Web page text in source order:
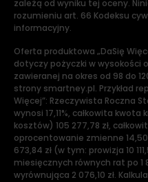
zależą od wyniku tej oceny.
rozumieniu art. 66 Kodeksu
informacyjny.
Oferta produktowa „DaSię
dotyczy pożyczki w wysokości
zawieranej na okres od 98 do
strony smartney.pl. Przykład
Więcej”: Rzeczywista Roczna
wynosi 17,11%, całkowita
kosztów) 105 277,78 zł,
oprocentowanie zmienne
673,84 zł (w tym: prowizja 10
miesięcznych równych rat po 1
wyrównująca 2 076,10 zł.